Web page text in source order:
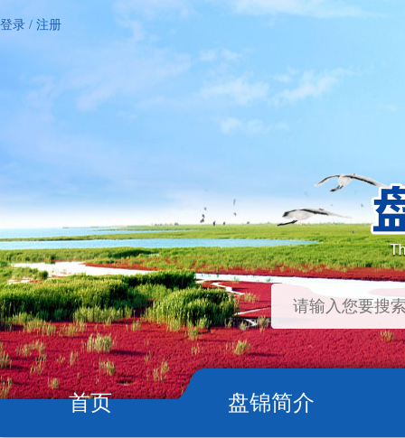
登录 / 注册
首页 盘锦简介